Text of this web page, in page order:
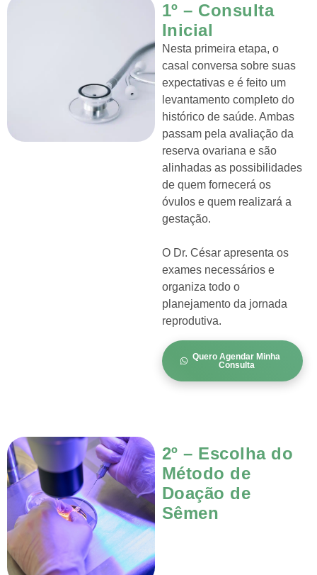
1º – Consulta
Inicial
Nesta primeira etapa, o
casal conversa sobre suas
expectativas e é feito um
levantamento completo do
histórico de saúde. Ambas
passam pela avaliação da
reserva ovariana e são
alinhadas as possibilidades
de quem fornecerá os
óvulos e quem realizará a
gestação.
O Dr. César apresenta os
exames necessários e
organiza todo o
planejamento da jornada
reprodutiva.
Quero Agendar Minha
Consulta
2º – Escolha do
Método de
Doação de
Sêmen